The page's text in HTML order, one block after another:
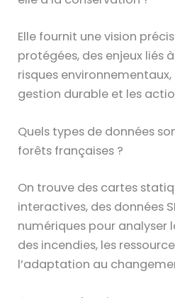
Elle fournit une vision
protégées, des enjeux liés
risques
gestion durable et les
Quels types de données
forêts françaises ?
On trouve des cartes
interactives, des données
numériques pour analyser
des incendies, les
l’adaptation au